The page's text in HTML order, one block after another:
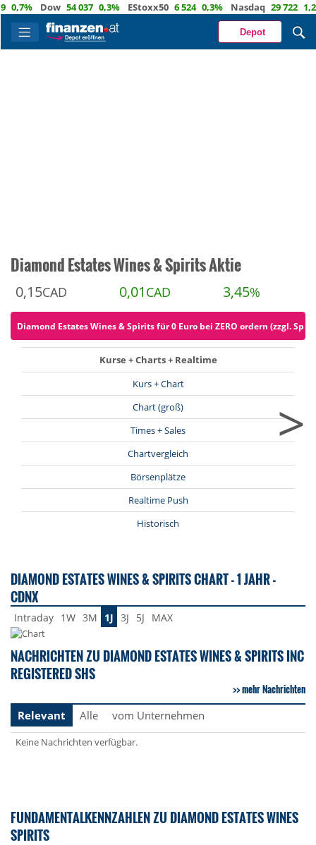
Dow 54 037 0,3% EStoxx50 6 524 0,3% Nasdaq 29 722 1,2%
Depot
Diamond Estates Wines & Spirits Aktie
0,15CAD 0,01 CAD 3,45%
Diamond Estates Wines & Spirits für 0 Euro bei ZERO ordern (zzgl.
Kurse + Charts + Realtime
Kurs + Chart
Chart (groß)
Times + Sales
Chartvergleich
Börsenplätze
Realtime Push
Historisch
>
DIAMOND ESTATES WINES & SPIRITS CHART - 1 JAHR -
CDNX
Intraday 1W 3M 1J 3J 5J MAX
NACHRICHTEN ZU DIAMOND ESTATES WINES & SPIRITS INC
REGISTERED SHS
mehr Nachrichten
Relevant
Alle vom Unternehmen
Keine Nachrichten verfügbar.
FUNDAMENTALKENNZAHLEN ZU DIAMOND ESTATES WINES
SPIRITS